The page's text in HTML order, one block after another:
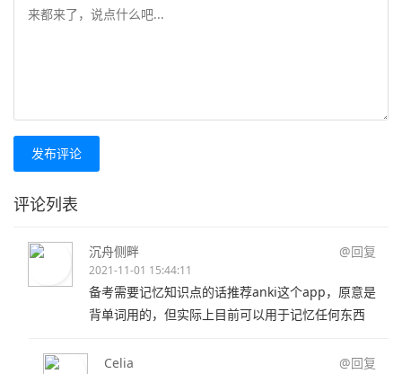
发布评论
评论列表
沉舟侧畔 @回复
2021-11-01 15:44:11
备考需要记忆知识点的话推荐anki这个app，原意是
背单词用的，但实际上目前可以用于记忆任何东西
Celia @回复